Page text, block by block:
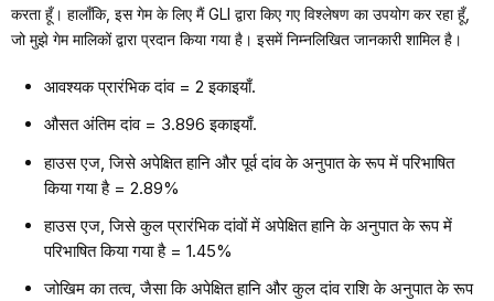
करता हूँ। हालाँकि, इस गेम के लिए मैं GLI द्वारा किए गए विश्लेषण का उपयोग कर रहा हूँ,
जो मुझे गेम मालिकों द्वारा प्रदान किया गया है। इसमें निम्नलिखित जानकारी शामिल है।
आवश्यक प्रारंभिक दांव = 2 इकाइयाँ.
औसत अंतिम दांव = 3.896 इकाइयाँ.
हाउस एज, जिसे अपेक्षित हानि और पूर्व दांव के अनुपात के रूप में परिभाषित
किया गया है = 2.89%
हाउस एज, जिसे कुल प्रारंभिक दांवों में अपेक्षित हानि के अनुपात के रूप में
परिभाषित किया गया है = 1.45%
जोखिम का तत्व, जैसा कि अपेक्षित हानि और कुल दांव राशि के अनुपात के रूप